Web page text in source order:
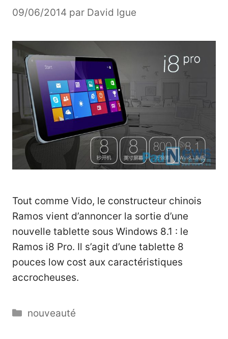
09/06/2014 par David Igue
Tout comme Vido, le constructeur chinois
Ramos vient d’annoncer la sortie d’une
nouvelle tablette sous Windows 8.1 : le
Ramos i8 Pro. Il s’agit d’une tablette 8
pouces low cost aux caractéristiques
accrocheuses.
Catégories
nouveauté